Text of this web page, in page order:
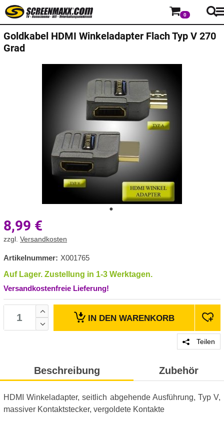
0
Goldkabel HDMI Winkeladapter Flach Typ V 270
Grad
8,99 €
zzgl. Versandkosten
Artikelnummer: X001765
Auf Lager. Zustellung in 1-3 Werktagen.
Versandkostenfreie Lieferung!
IN DEN WARENKORB
Teilen
Beschreibung Zubehör
HDMI Winkeladapter, seitlich abgehende Ausführung, Typ V,
massiver Kontaktstecker, vergoldete Kontakte